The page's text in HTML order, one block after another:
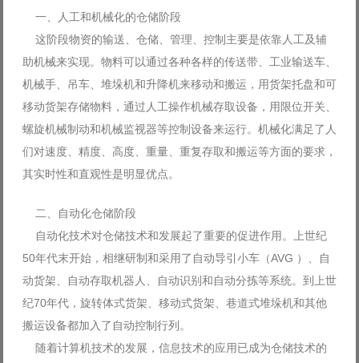
一、人工和机械化的仓储阶段
这阶段物资的输送、仓储、管理、控制主要是依靠人工及辅
助机械来实现。物料可以通过各种各样的传送带、工业输送车、
机械手、吊车、堆垛机和升降机来移动和搬运，用货架托盘和可
移动货架存储物料，通过人工操作机械存取设备，用限位开关、
螺旋机械制动和机械监视器等控制设备来运行。机械化满足了人
们对速度、精度、高度、重量、重复存取和搬运等方面的要求，
其实时性和直观性是明显优点。
二、自动化仓储阶段
自动化技术对仓储技术和发展起了重要的促进作用。上世纪
50年代末开始，相继研制和采用了自动导引小车（AVG ）、自
动货架、自动存取机器人、自动识别和自动分拣等系统。到上世
纪70年代，旋转体式货架、移动式货架、巷道式堆垛机和其他
搬运设备都加入了自动控制行列。
随着计算机技术的发展，信息技术的应用已成为仓储技术的